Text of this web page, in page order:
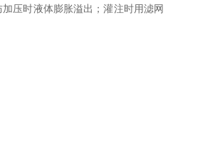
压时液体膨胀溢出；灌注时用滤网